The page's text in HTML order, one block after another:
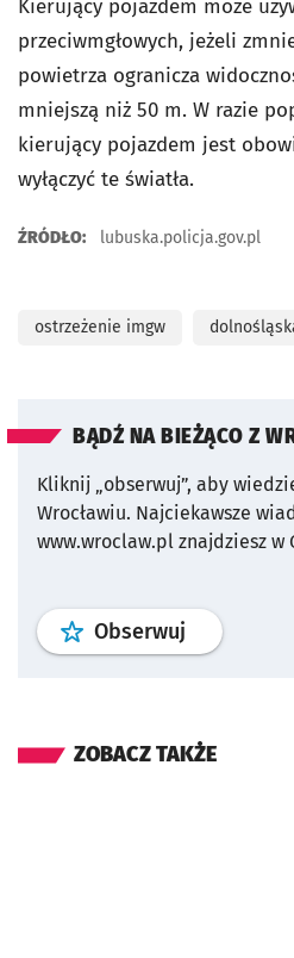
Kierujący pojazdem może
przeciwmgłowych, jeżeli
powietrza ogranicza
mniejszą niż 50 m. W razie
kierujący pojazdem jest
wyłączyć te światła.
ŹRÓDŁO: lubuska.policja.gov.pl
ostrzeżenie imgw
BĄDŹ NA BIEŻĄCO Z
Kliknij „obserwuj”, aby
Wrocławiu. Najciekawsze
www.wroclaw.pl znajdziesz w
Obserwuj profil
ZOBACZ TAKŻE